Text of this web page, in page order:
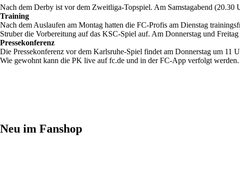
Nach dem Derby ist vor dem Zweitliga-Topspiel. Am Samstagabend
Training
Nach dem Auslaufen am Montag hatten die FC-Profis am Dienstag
Struber die Vorbereitung auf das KSC-Spiel auf. Am Donnerstag und
Pressekonferenz
Die Pressekonferenz vor dem Karlsruhe-Spiel findet am Donnerstag um 11
Wie gewohnt kann die PK live auf fc.de und in der FC-App verfolgt werden.
Neu im Fanshop